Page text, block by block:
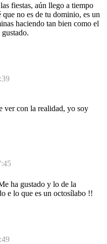
fiestas, aún llego a tiempo
no es de tu dominio, es un
haciendo tan bien como el
ver con la realidad, yo soy
ha gustado y lo de la
e lo que es un octosílabo !!